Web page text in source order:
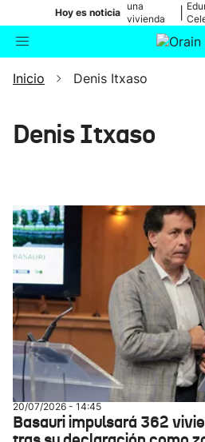
Hoy es noticia
una
vivienda
de Bilbao
Buscador
Inicio Denis Itxaso
Denis Itxaso
20/07/2026 - 14:45
Basauri impulsará 362